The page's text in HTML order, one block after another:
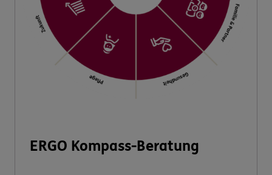
ERGO Kompass-Beratung